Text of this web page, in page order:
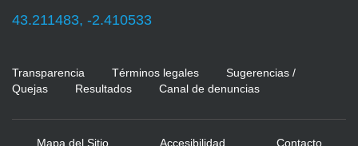
43.211483, -2.410533
Transparencia Términos legales
Sugerencias /
Quejas
Resultados Canal de denuncias
Mapa del Sitio Accesibilidad Contacto